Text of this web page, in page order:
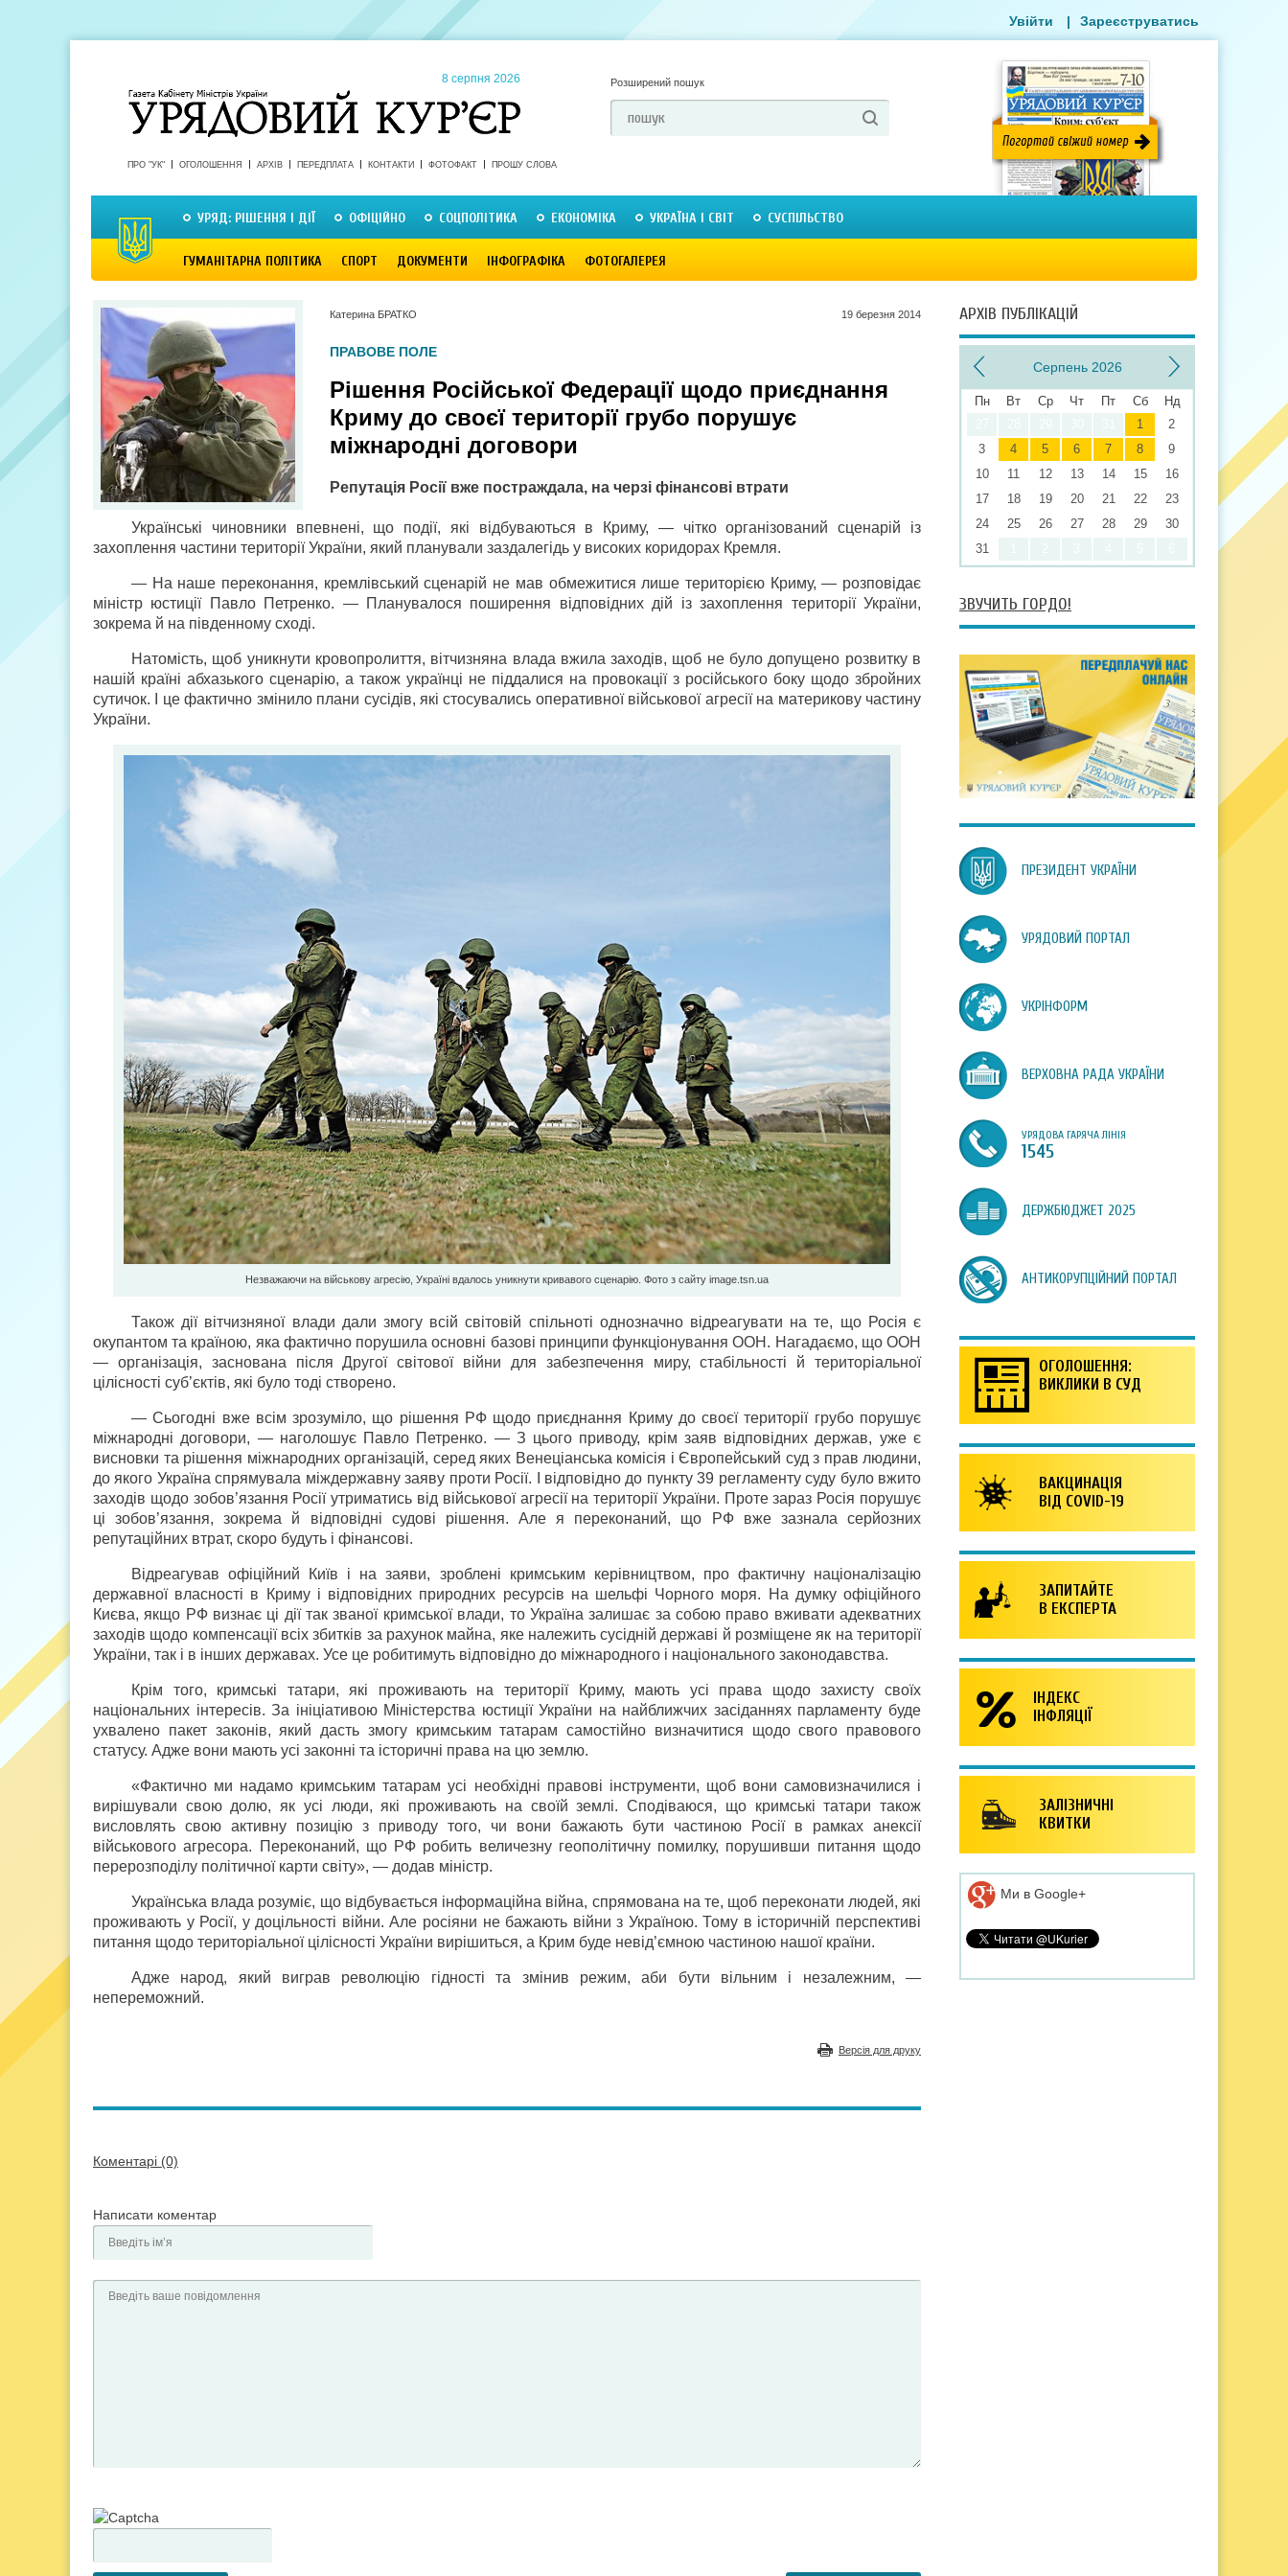
8 серпня 2026 Розширений пошук
ПРО "УК" ОГОЛОШЕННЯ АРХІВ ПЕРЕДПЛАТА КОНТАКТИ ФОТОФАКТ ПРОШУ СЛОВА
УРЯД: РІШЕННЯ І ДІЇ ОФІЦІЙНО СОЦПОЛІТИКА ЕКОНОМІКА УКРАЇНА І СВІТ СУСПІЛЬСТВО
ГУМАНІТАРНА ПОЛІТИКА СПОРТ ДОКУМЕНТИ ІНФОГРАФІКА ФОТОГАЛЕРЕЯ
Увійти | Зареєструватись
Катерина БРАТКО 19 березня 2014
ПРАВОВЕ ПОЛЕ
Рішення Російської Федерації щодо приєднання
Криму до своєї території грубо порушує
міжнародні договори
Репутація Росії вже постраждала, на черзі фінансові втрати
Українські чиновники впевнені, що події, які відбуваються в Криму, — чітко організований сценарій із
захоплення частини території України, який планували заздалегідь у високих коридорах Кремля.
— На наше переконання, кремлівський сценарій не мав обмежитися лише територією Криму, — розповідає
міністр юстиції Павло Петренко. — Планувалося поширення відповідних дій із захоплення території України,
зокрема й на південному сході.
Натомість, щоб уникнути кровопролиття, вітчизняна влада вжила заходів, щоб не було допущено розвитку в
нашій країні абхазького сценарію, а також українці не піддалися на провокації з російського боку щодо збройних
сутичок. І це фактично змінило плани сусідів, які стосувались оперативної військової агресії на материкову частину
України.
Незважаючи на військову агресію, Україні вдалось уникнути кривавого сценарію. Фото з сайту image.tsn.ua
Також дії вітчизняної влади дали змогу всій світовій спільноті однозначно відреагувати на те, що Росія є
окупантом та країною, яка фактично порушила основні базові принципи функціонування ООН. Нагадаємо, що ООН
— організація, заснована після Другої світової війни для забезпечення миру, стабільності й територіальної
цілісності суб’єктів, які було тоді створено.
— Сьогодні вже всім зрозуміло, що рішення РФ щодо приєднання Криму до своєї території грубо порушує
міжнародні договори, — наголошує Павло Петренко. — З цього приводу, крім заяв відповідних держав, уже є
висновки та рішення міжнародних організацій, серед яких Венеціанська комісія і Європейський суд з прав людини,
до якого Україна спрямувала міждержавну заяву проти Росії. І відповідно до пункту 39 регламенту суду було вжито
заходів щодо зобов’язання Росії утриматись від військової агресії на території України. Проте зараз Росія порушує
ці зобов’язання, зокрема й відповідні судові рішення. Але я переконаний, що РФ вже зазнала серйозних
репутаційних втрат, скоро будуть і фінансові.
Відреагував офіційний Київ і на заяви, зроблені кримським керівництвом, про фактичну націоналізацію
державної власності в Криму і відповідних природних ресурсів на шельфі Чорного моря. На думку офіційного
Києва, якщо РФ визнає ці дії так званої кримської влади, то Україна залишає за собою право вживати адекватних
заходів щодо компенсації всіх збитків за рахунок майна, яке належить сусідній державі й розміщене як на території
України, так і в інших державах. Усе це робитимуть відповідно до міжнародного і національного законодавства.
Крім того, кримські татари, які проживають на території Криму, мають усі права щодо захисту своїх
національних інтересів. За ініціативою Міністерства юстиції України на найближчих засіданнях парламенту буде
ухвалено пакет законів, який дасть змогу кримським татарам самостійно визначитися щодо свого правового
статусу. Адже вони мають усі законні та історичні права на цю землю.
«Фактично ми надамо кримським татарам усі необхідні правові інструменти, щоб вони самовизначилися і
вирішували свою долю, як усі люди, які проживають на своїй землі. Сподіваюся, що кримські татари також
висловлять свою активну позицію з приводу того, чи вони бажають бути частиною Росії в рамках анексії
військового агресора. Переконаний, що РФ робить величезну геополітичну помилку, порушивши питання щодо
перерозподілу політичної карти світу», — додав міністр.
Українська влада розуміє, що відбувається інформаційна війна, спрямована на те, щоб переконати людей, які
проживають у Росії, у доцільності війни. Але росіяни не бажають війни з Україною. Тому в історичній перспективі
питання щодо територіальної цілісності України вирішиться, а Крим буде невід’ємною частиною нашої країни.
Адже народ, який виграв революцію гідності та змінив режим, аби бути вільним і незалежним, —
непереможний.
Версія для друку
Коментарі (0)
Написати коментар
АРХІВ ПУБЛІКАЦІЙ
Серпень 2026
Пн Вт Ср Чт Пт Сб
Нд
1
2
3
4 5 6 7 8
9
10
11 12 13 14 15
16
17
18 19 20 21 22
23
24
25 26 27 28 29
30
31
ЗВУЧИТЬ ГОРДО!
ПРЕЗИДЕНТ УКРАЇНИ
УРЯДОВИЙ ПОРТАЛ
УКРІНФОРМ
ВЕРХОВНА РАДА УКРАЇНИ
УРЯДОВА ГАРЯЧА ЛІНІЯ
1545
ДЕРЖБЮДЖЕТ 2025
АНТИКОРУПЦІЙНИЙ ПОРТАЛ
ОГОЛОШЕННЯ:
ВИКЛИКИ В СУД
ВАКЦИНАЦІЯ
ВІД COVID-19
ЗАПИТАЙТЕ
В ЕКСПЕРТА
ІНДЕКС
ІНФЛЯЦІЇ
ЗАЛІЗНИЧНІ
КВИТКИ
Ми в Google+